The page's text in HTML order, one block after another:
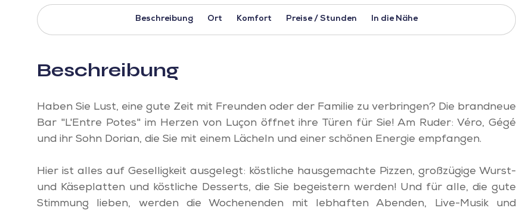
Beschreibung Ort Komfort Preise / Stunden In die Nähe
Beschreibung
Haben Sie Lust, eine gute Zeit mit Freunden oder der Familie zu verbringen? Die brandneue
Bar "L'Entre Potes" im Herzen von Luçon öffnet ihre Türen für Sie! Am Ruder: Véro, Gégé
und ihr Sohn Dorian, die Sie mit einem Lächeln und einer schönen Energie empfangen.
Hier ist alles auf Geselligkeit ausgelegt: köstliche hausgemachte Pizzen, großzügige Wurst-
und Käseplatten und köstliche Desserts, die Sie begeistern werden! Und für alle, die gute
Stimmung lieben, werden die Wochenenden mit lebhaften Abenden, Live-Musik und